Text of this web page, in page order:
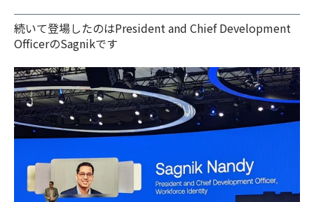
続いて登場したのはPresident and Chief Development
OfficerのSagnikです